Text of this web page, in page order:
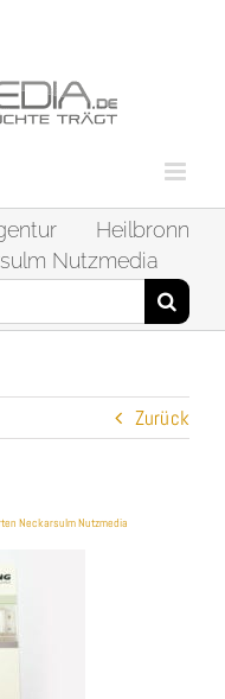
Heilbronn
Nutzmedia
Zurück
Neckarsulm Nutzmedia